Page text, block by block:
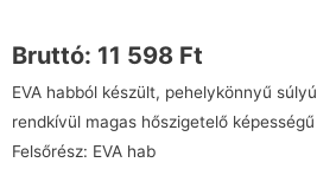
Bruttó: 11 598 Ft
EVA habból készült, pehelykönnyű súlyú
rendkívül magas hőszigetelő képességű
Felsőrész: EVA hab